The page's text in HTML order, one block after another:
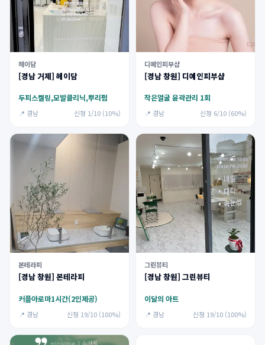
헤이담
[경남 거제] 헤이담
두피스켈링,모발클리닉,뿌리펌
📍 경남 신청 1/10 (10%)
디예인피부샵
[경남 창원] 디예인피부샵
작은얼굴 윤곽관리 1회
📍 경남 신청 6/10 (60%)
본테라피
[경남 창원] 본테라피
커플아로마1시간(2인제공)
📍 경남 신청 19/10 (100%)
그린뷰티
[경남 창원] 그린뷰티
이달의 아트
📍 경남 신청 19/10 (100%)